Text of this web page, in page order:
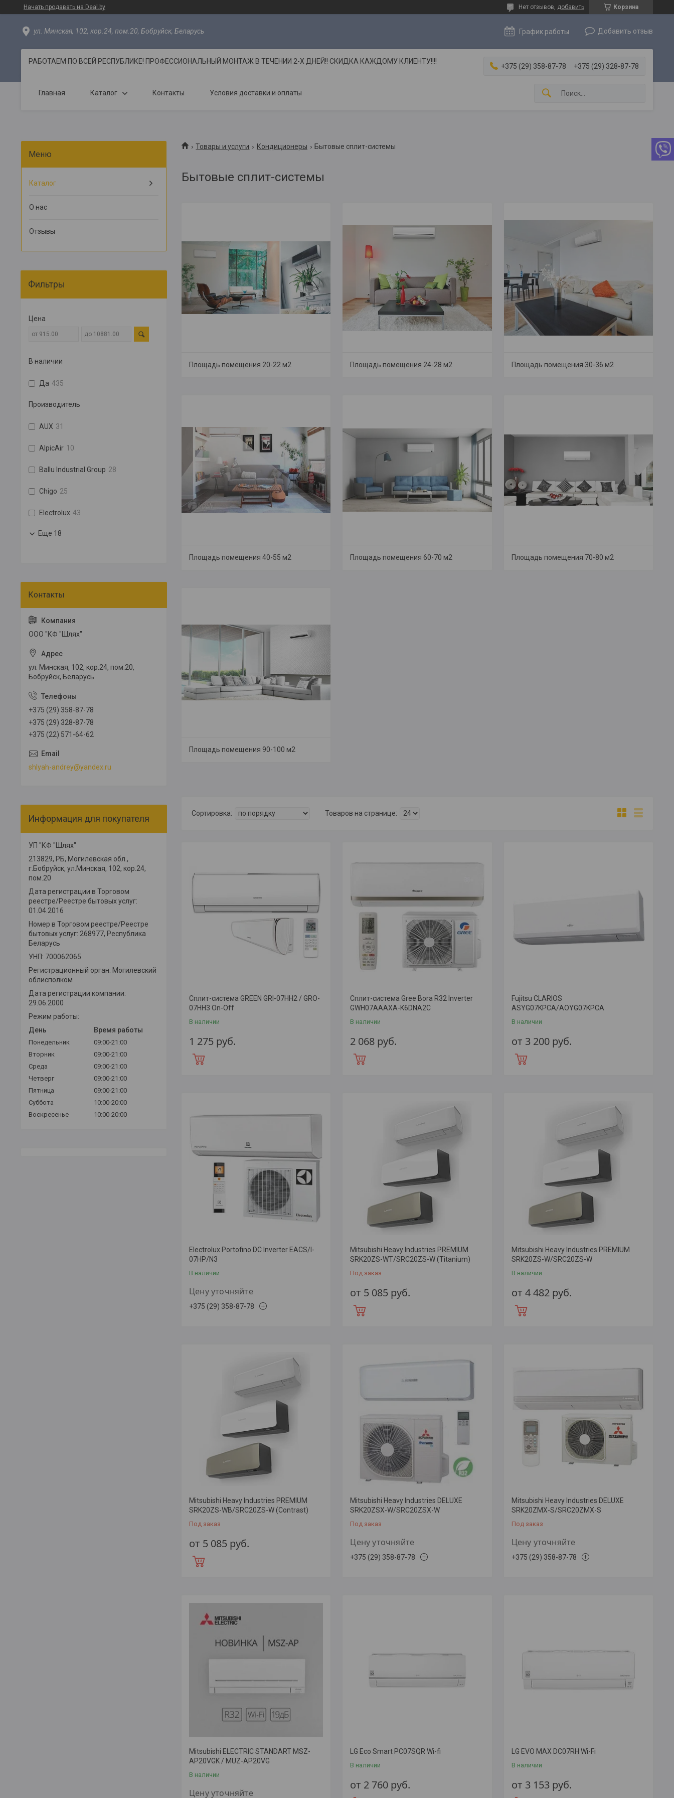
Начать продавать на Deal.by Корзина
Нет отзывов, добавить
ул. Минская, 102, кор.24, пом.20, Бобруйск, Беларусь График работы Добавить отзыв
РАБОТАЕМ ПО ВСЕЙ РЕСПУБЛИКЕ! ПРОФЕССИОНАЛЬНЫЙ МОНТАЖ В ТЕЧЕНИИ 2-Х ДНЕЙ!! СКИДКА КАЖДОМУ КЛИЕНТУ!!!!
+375 (29) 358-87-78 +375 (29) 328-87-78
Главная Каталог Контакты Условия доставки и оплаты
Товары и услуги Кондиционеры Бытовые сплит-системы
Бытовые сплит-системы
Площадь помещения 20-22 м2 Площадь помещения 24-28 м2 Площадь помещения 30-36 м2
Площадь помещения 40-55 м2 Площадь помещения 60-70 м2 Площадь помещения 70-80 м2
Площадь помещения 90-100 м2
Сплит-система GREEN GRI-07HH2 / GRO-
07HH3 On-Off
В наличии
1 275 руб.
Сплит-система Gree Bora R32 Inverter
GWH07АААХА-K6DNA2С
В наличии
2 068 руб.
Fujitsu CLARIOS
ASYG07KPCA/AOYG07KPCA
В наличии
от 3 200 руб.
Electrolux Portofino DC Inverter EACS/I-
07HP/N3
В наличии
Цену уточняйте
+375 (29) 358-87-78
Mitsubishi Heavy Industries PREMIUM
SRK20ZS-WT/SRC20ZS-W (Titanium)
Под заказ
от 5 085 руб.
Mitsubishi Heavy Industries PREMIUM
SRK20ZS-W/SRC20ZS-W
В наличии
от 4 482 руб.
Mitsubishi Heavy Industries PREMIUM
SRK20ZS-WB/SRC20ZS-W (Contrast)
Под заказ
от 5 085 руб.
Mitsubishi Heavy Industries DELUXE
SRK20ZSX-W/SRC20ZSX-W
Под заказ
Цену уточняйте
+375 (29) 358-87-78
Mitsubishi Heavy Industries DELUXE
SRK20ZMX-S/SRC20ZMX-S
Под заказ
Цену уточняйте
+375 (29) 358-87-78
Mitsubishi ELECTRIC STANDART MSZ-
АР20VGK / MUZ-AP20VG
В наличии
Цену уточняйте
LG Eco Smart PC07SQR Wi-fi
В наличии
от 2 760 руб.
LG EVO MAX DC07RH Wi-Fi
В наличии
от 3 153 руб.
Каталог
О нас
Отзывы
Фильтры
Цена
В наличии
Да 435
Производитель
AUX 31
AlpicAir 10
Ballu Industrial Group 28
Chigo 25
Electrolux 43
Еще 18
ООО "КФ "Шлях"
ул. Минская, 102, кор.24, пом.20,
Бобруйск, Беларусь
+375 (29) 358-87-78
+375 (29) 328-87-78
+375 (22) 571-64-62
shlyah-andrey@yandex.ru
Информация для покупателя
УП "КФ "Шлях"
213829, РБ, Могилевская обл.,
г.Бобруйск, ул.Минская, 102, кор.24,
пом.20
Дата регистрации в Торговом
реестре/Реестре бытовых услуг:
01.04.2016
Номер в Торговом реестре/Реестре
бытовых услуг: 268977, Республика
Беларусь
УНП: 700062065
Регистрационный орган: Могилевский
облисполком
Дата регистрации компании:
29.06.2000
Режим работы:
День
Время работы
Понедельник
09:00-21:00
Вторник
09:00-21:00
Среда
09:00-21:00
Четверг
09:00-21:00
Пятница
09:00-21:00
Суббота
10:00-20:00
Воскресенье
10:00-20:00